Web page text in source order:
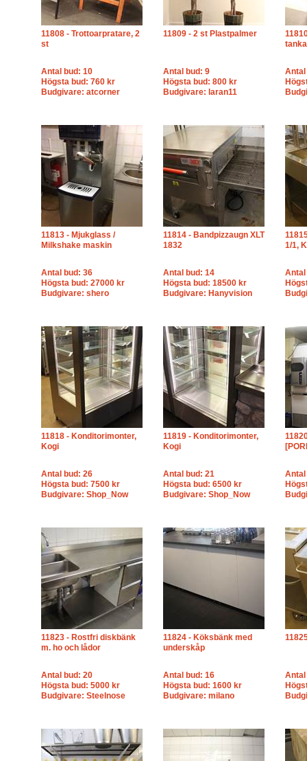
11808 - Trottoarpratare, 2
st
Antal bud: 10
Högsta bud: 760 kr
Budgivare: atcorner
11809 - 2 st Plastpalmer
Antal bud: 9
Högsta bud: 800 kr
Budgivare: laran11
Antal
11813 - Mjukglass /
Milkshake maskin
Antal bud: 36
Högsta bud: 27000 kr
Budgivare: shero
11814 - Bandpizzaugn XLT
1832
Antal bud: 14
Högsta bud: 18500 kr
Budgivare: Hanyvision
1/1,
Antal
11818 - Konditorimonter,
Kogi
Antal bud: 26
Högsta bud: 7500 kr
Budgivare: Shop_Now
11819 - Konditorimonter,
Kogi
Antal bud: 21
Högsta bud: 6500 kr
Budgivare: Shop_Now
Antal
11823 - Rostfri diskbänk
m. ho och lådor
Antal bud: 20
Högsta bud: 5000 kr
Budgivare: Steelnose
11824 - Köksbänk med
underskåp
Antal bud: 16
Högsta bud: 1600 kr
Budgivare: milano
Antal